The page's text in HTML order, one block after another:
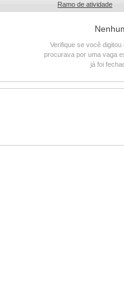
Ramo de atividade
Verifique se você
procurava por uma vaga
já foi